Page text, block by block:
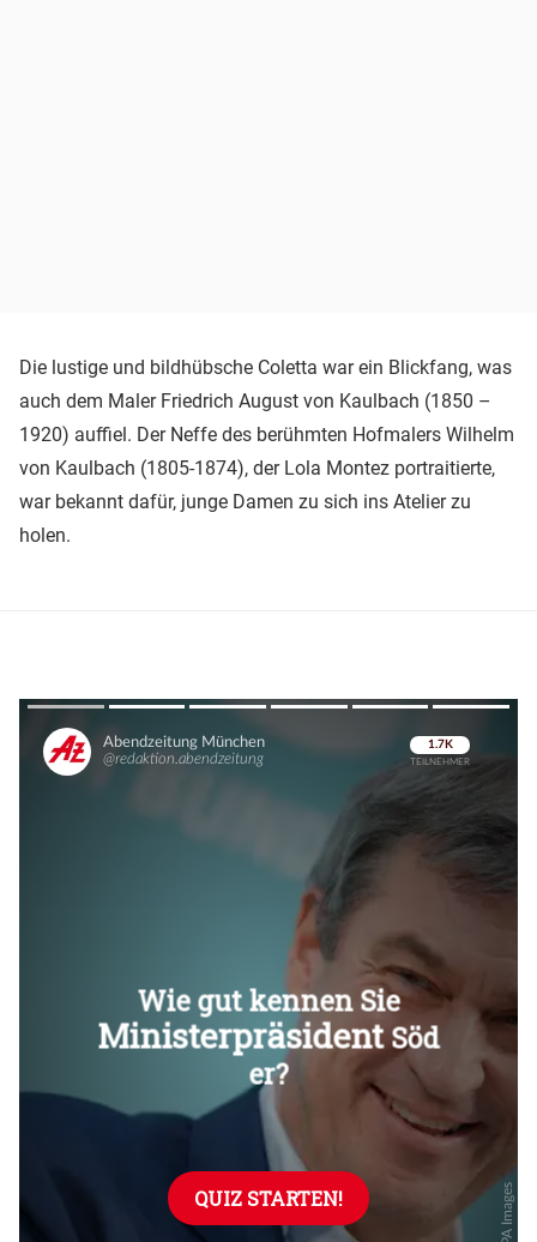
Die lustige und bildhübsche Coletta war ein Blickfang, was
auch dem Maler Friedrich August von Kaulbach (1850 –
1920) auffiel. Der Neffe des berühmten Hofmalers Wilhelm
von Kaulbach (1805-1874), der Lola Montez portraitierte,
war bekannt dafür, junge Damen zu sich ins Atelier zu
holen.
Überspringen
Überspringen